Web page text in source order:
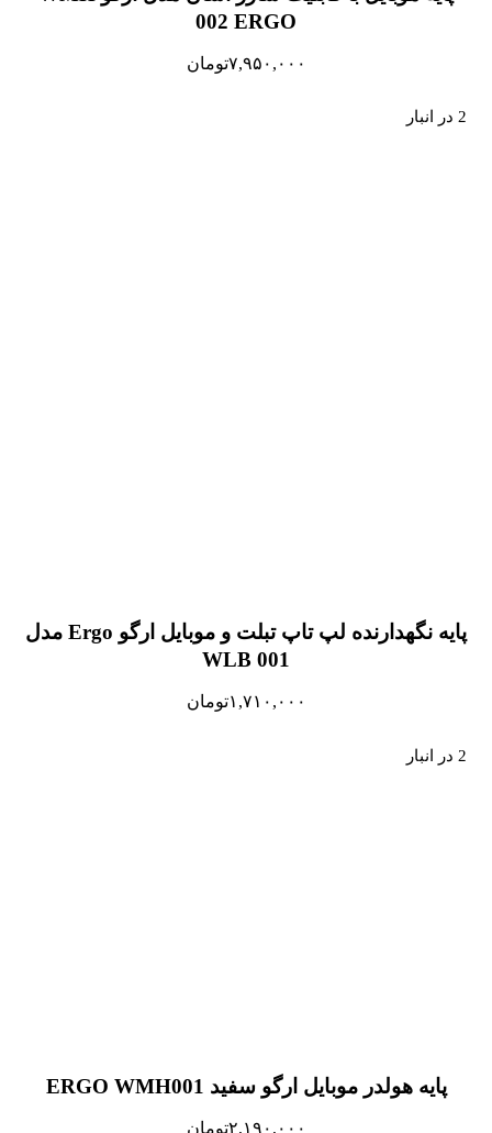
002 ERGO
۷,۹۵۰,۰۰۰تومان
2 در انبار
پایه نگهدارنده لپ تاپ تبلت و موبایل ارگو Ergo مدل
WLB 001
۱,۷۱۰,۰۰۰تومان
2 در انبار
پایه هولدر موبایل ارگو سفید ERGO WMH001
۲,۱۹۰,۰۰۰تومان